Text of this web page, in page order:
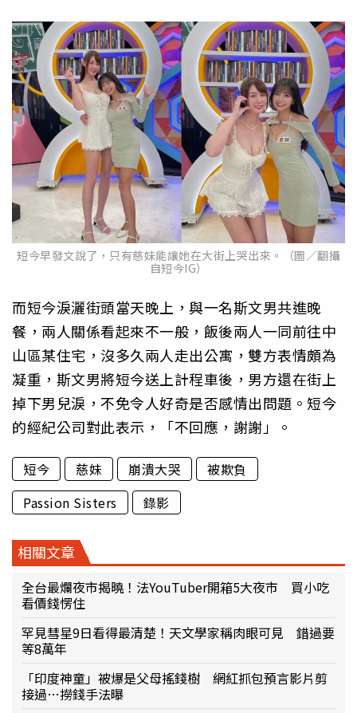
短今早發文說了，只有慈妹能讓她在大街上哭出來。（圖／翻攝
自短今IG）
而短今淚灑街頭當天晚上，與一名斯文男共進晚
餐，兩人關係看起來不一般，飯後兩人一同前往中
山區某住宅，沒多久兩人走出公寓，雙方表情頗為
凝重，斯文男將短今送上計程車後，男方還在街上
掉下男兒淚，不免令人好奇是否感情出問題。短今
的經紀公司對此表示，「不回應，謝謝」。
短今 慈妹 崩潰大哭
被欺負
Passion Sisters
錄影
相關文章
全台最爛夜市揭曉！法YouTuber開箱5大夜市 買小吃
看價錢愣住
罕見彗星9日看得最清楚！天文學家稱肉眼可見 錯過要
等8萬年
「印度神童」被爆是父母搖錢樹 網紅抓包預言影片剪
接過…撈錢手法曝